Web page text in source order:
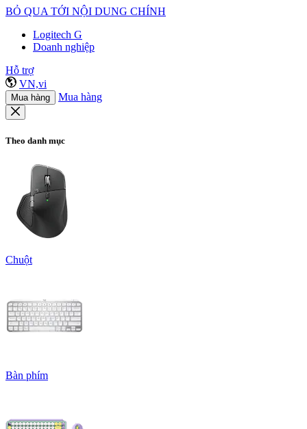
BỎ QUA TỚI NỘI DUNG CHÍNH
Logitech G
Doanh nghiệp
Hỗ trợ
VN,vi
Mua hàng Mua hàng
Theo danh mục
Chuột
Bàn phím